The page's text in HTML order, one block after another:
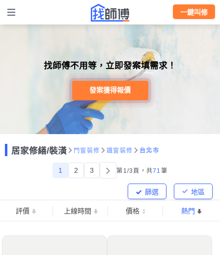
一鍵叫修
找師傅不用等，立即發案填需求！
發案獲得報價
居家修繕/裝潢 門窗裝修 鐵窗裝修 台北市
1 2 3 第1/3頁， 共71 筆
地區
篩選
評價 上線時間 價格 熱門